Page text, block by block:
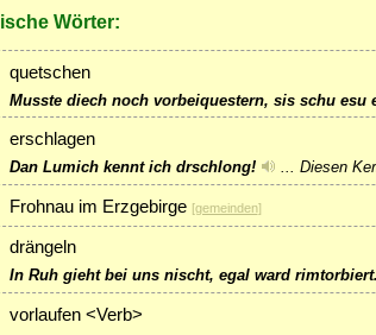
Wörter:
quetschen
Musste diech noch vorbeiquestern, sis schu esu
erschlagen
Dan Lumich kennt ich drschlong! ... Diesen
Frohnau im Erzgebirge [gemeinden]
drängeln
In Ruh gieht bei uns nischt, egal ward rimtorbiert.
vorlaufen <Verb>